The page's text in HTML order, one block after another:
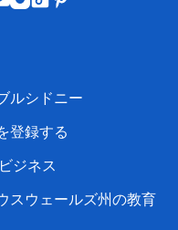
ブ
イ
グ
ラ
テ
ト
ッ
ピ
ス
ト
ルシドニー
登録する
ジネス
スウェールズ州の教育